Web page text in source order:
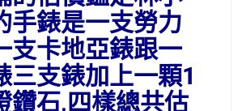
手錶是一支勞力
支卡地亞錶跟一
三支錶加上一顆1
鑽石,四樣總共估